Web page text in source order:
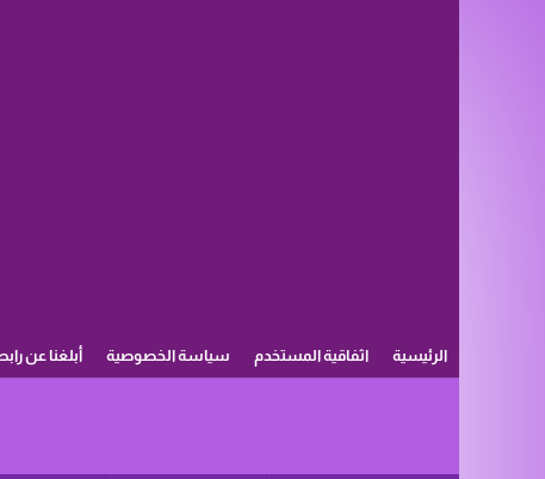
الرئيسية اثفاقية المستخدم سياسة الخصوصية أبلغنا عن